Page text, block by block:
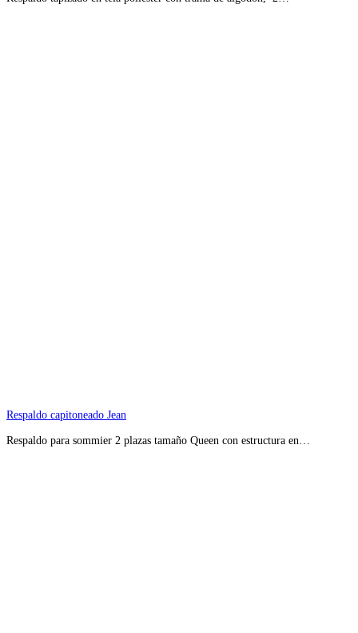
Respaldo capitoneado Jean
Respaldo para sommier 2 plazas tamaño Queen con estructura en…